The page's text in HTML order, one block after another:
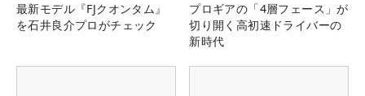
最新モデル『FJクオンタム』
を石井良介プロがチェック
プロギアの「4層フェース」が
切り開く高初速ドライバーの
新時代